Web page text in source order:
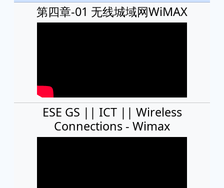
第四章-01 无线城域网WiMAX
ESE GS || ICT || Wireless
Connections - Wimax